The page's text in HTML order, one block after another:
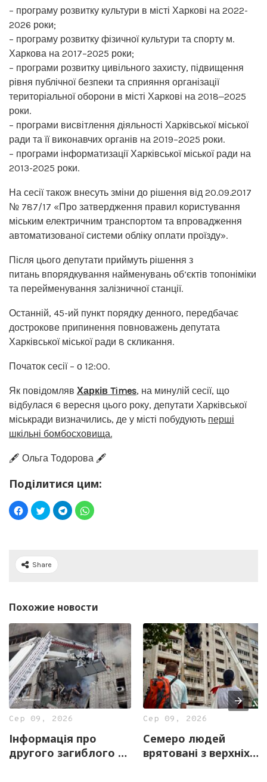
– програму розвитку культури в місті Харкові на 2022-
2026 роки;
– програму розвитку фізичної культури та спорту м.
Харкова на 2017–2025 роки;
– програми розвитку цивільного захисту, підвищення
рівня публічної безпеки та сприяння організації
територіальної оборони в місті Харкові на 2018‒2025
роки.
– програми висвітлення діяльності Харківської міської
ради та її виконавчих органів на 2019–2025 роки.
– програми інформатизації Харківської міської ради на
2013-2025 роки.
На сесії також внесуть зміни до рішення від 20.09.2017
№ 787/17 «Про затвердження правил користування
міським електричним транспортом та впровадження
автоматизованої системи обліку оплати проїзду».
Після цього депутати приймуть рішення з
питань впорядкування найменувань об’єктів топоніміки
та перейменування залізничної станції.
Останній, 45-ий пункт порядку денного, передбачає
дострокове припинення повноважень депутата
Харківської міської ради 8 скликання.
Початок сесії – о 12:00.
Як повідомляв Харків Times, на минулій сесії, що
відбулася 6 вересня цього року, депутати Харківської
міськради визначились, де у місті побудують перші
шкільні бомбосховища.
🖋️ Ольга Тодорова 🖋️
Поділитися цим:
Share
Похожие новости
Сер 09, 2026
Інформація про
другого загиблого у
Сер 09, 2026
Семеро людей
врятовані з верхніх